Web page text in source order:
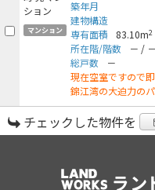
マンション
築年月
建物構造
専有面積
83.10m2
所在階/階数 － / －
総戸数
－
現在空室ですので
錦江湾の大迫力の
チェックした物件を